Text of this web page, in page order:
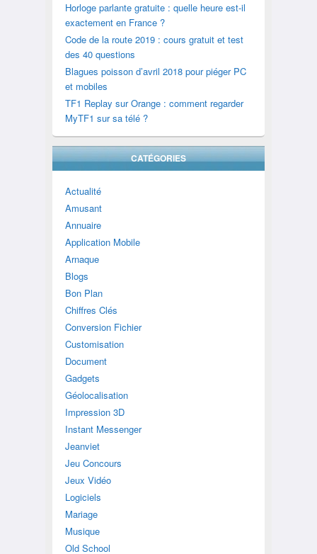
Horloge parlante gratuite : quelle heure est-il
exactement en France ?
Code de la route 2019 : cours gratuit et test
des 40 questions
Blagues poisson d’avril 2018 pour piéger PC
et mobiles
TF1 Replay sur Orange : comment regarder
MyTF1 sur sa télé ?
CATÉGORIES
Actualité
Amusant
Annuaire
Application Mobile
Arnaque
Blogs
Bon Plan
Chiffres Clés
Conversion Fichier
Customisation
Document
Gadgets
Géolocalisation
Impression 3D
Instant Messenger
Jeanviet
Jeu Concours
Jeux Vidéo
Logiciels
Mariage
Musique
Old School